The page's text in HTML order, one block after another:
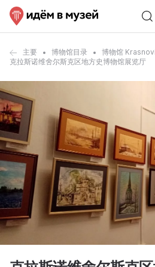
主要 博物馆目录
博物馆
克拉斯诺维舍尔斯克区地方史博物馆展览厅